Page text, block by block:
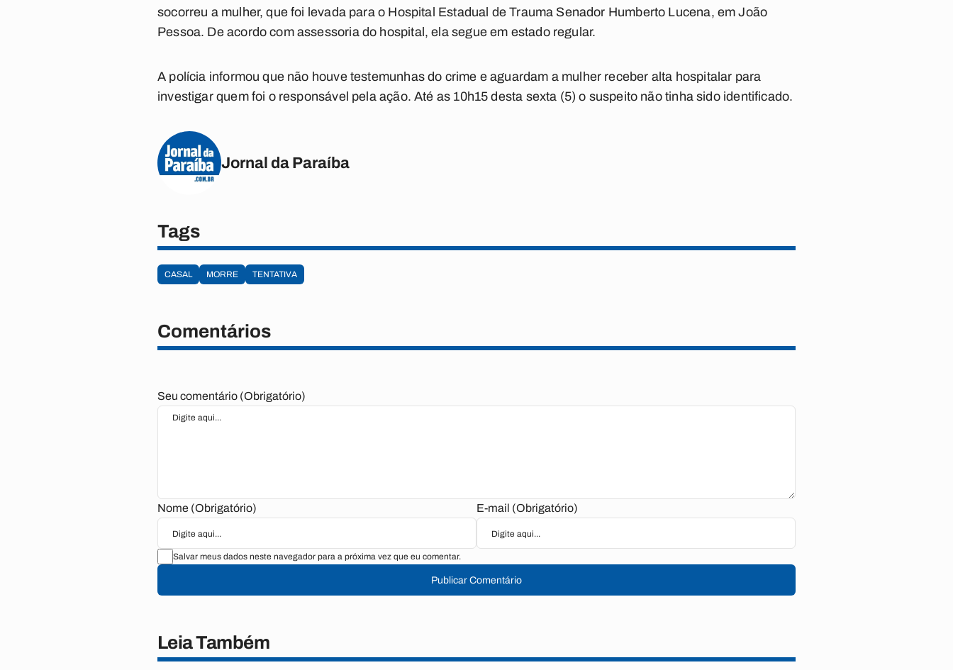
socorreu a mulher, que foi levada para o Hospital Estadual de Trauma Senador Humberto Lucena, em João
Pessoa. De acordo com assessoria do hospital, ela segue em estado regular.
A polícia informou que não houve testemunhas do crime e aguardam a mulher receber alta hospitalar para
investigar quem foi o responsável pela ação. Até as 10h15 desta sexta (5) o suspeito não tinha sido identificado.
Jornal da Paraíba
Tags
CASAL MORRE TENTATIVA
Comentários
Seu comentário (Obrigatório)
Nome (Obrigatório) E-mail (Obrigatório)
Salvar meus dados neste navegador para a próxima vez que eu comentar.
Publicar Comentário
Leia Também